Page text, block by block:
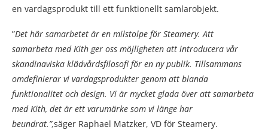
en vardagsprodukt till ett funktionellt samlarobjekt.
”Det här samarbetet är en milstolpe för Steamery. Att
samarbeta med Kith ger oss möjligheten att introducera vår
skandinaviska klädvårdsfilosofi för en ny publik. Tillsammans
omdefinierar vi vardagsprodukter genom att blanda
funktionalitet och design. Vi är mycket glada över att samarbeta
med Kith, det är ett varumärke som vi länge har
beundrat.”,säger Raphael Matzker, VD för Steamery.